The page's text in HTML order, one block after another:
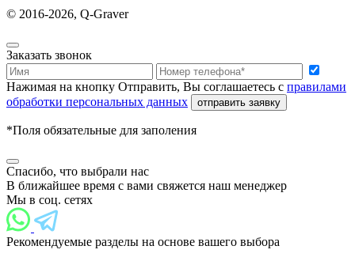
© 2016-2026, Q-Graver
Заказать звонок
Нажимая на кнопку Отправить, Вы соглашаетесь с правилами
обработки персональных данных
отправить заявку
*Поля обязательные для заполения
Спасибо, что выбрали нас
В ближайшее время с вами свяжется наш менеджер
Мы в соц. сетях
Рекомендуемые разделы на основе вашего выбора